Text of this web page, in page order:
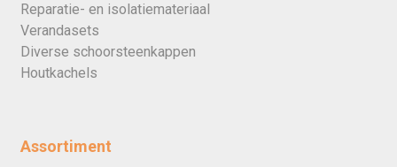
Reparatie- en isolatiemateriaal
Verandasets
Diverse schoorsteenkappen
Houtkachels
Assortiment